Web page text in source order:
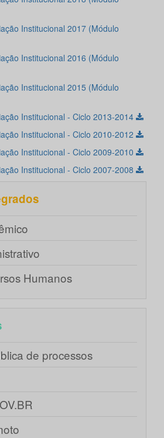
Institucional 2017 (Módulo
Institucional 2016 (Módulo
Institucional 2015 (Módulo
Institucional - Ciclo 2013-2014
Institucional - Ciclo 2010-2012
Institucional - Ciclo 2009-2010
Institucional - Ciclo 2007-2008
Humanos
de processos